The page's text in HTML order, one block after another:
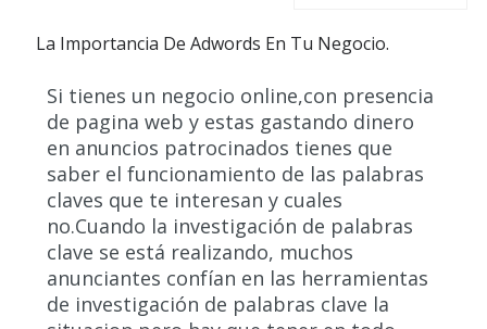
La Importancia De Adwords En Tu Negocio.
Si tienes un negocio online,con presencia
de pagina web y estas gastando dinero
en anuncios patrocinados tienes que
saber el funcionamiento de las palabras
claves que te interesan y cuales
no.Cuando la investigación de palabras
clave se está realizando, muchos
anunciantes confían en las herramientas
de investigación de palabras clave la